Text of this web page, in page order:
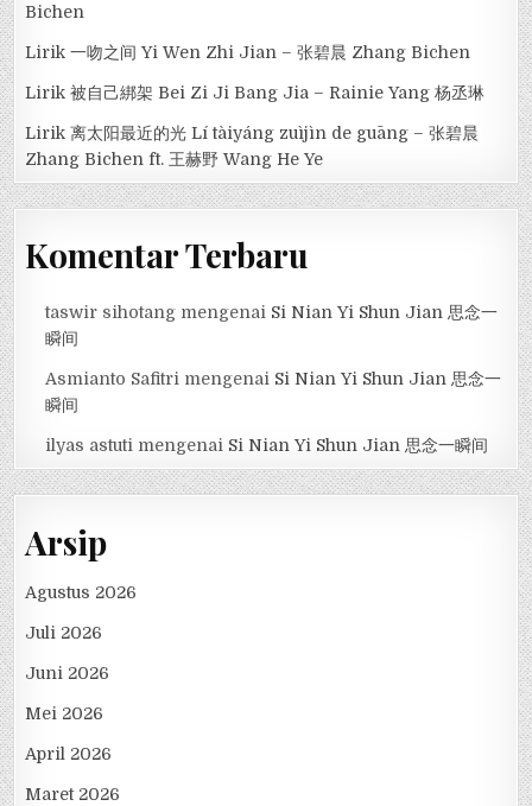
Bichen
Lirik 一吻之间 Yi Wen Zhi Jian – 张碧晨 Zhang Bichen
Lirik 被自己綁架 Bei Zi Ji Bang Jia – Rainie Yang 杨丞琳
Lirik 离太阳最近的光 Lí tàiyáng zuìjìn de guāng – 张碧晨
Zhang Bichen ft. 王赫野 Wang He Ye
Komentar Terbaru
taswir sihotang mengenai Si Nian Yi Shun Jian 思念一
瞬间
Asmianto Safitri mengenai Si Nian Yi Shun Jian 思念一
瞬间
ilyas astuti mengenai Si Nian Yi Shun Jian 思念一瞬间
Arsip
Agustus 2026
Juli 2026
Juni 2026
Mei 2026
April 2026
Maret 2026